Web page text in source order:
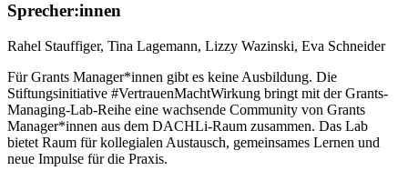
Sprecher:innen
Rahel Stauffiger, Tina Lagemann, Lizzy Wazinski, Eva Schneider
Für Grants Manager*innen gibt es keine Ausbildung. Die
Stiftungsinitiative #VertrauenMachtWirkung bringt mit der Grants-
Managing-Lab-Reihe eine wachsende Community von Grants
Manager*innen aus dem DACHLi-Raum zusammen. Das Lab
bietet Raum für kollegialen Austausch, gemeinsames Lernen und
neue Impulse für die Praxis.